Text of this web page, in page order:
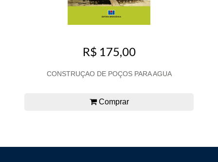
R$ 175,00
CONSTRUÇAO DE POÇOS PARA AGUA
Comprar